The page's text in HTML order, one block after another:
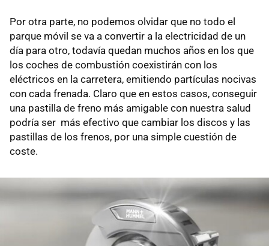
Por otra parte, no podemos olvidar que no todo el
parque móvil se va a convertir a la electricidad de un
día para otro, todavía quedan muchos años en los que
los coches de combustión coexistirán con los
eléctricos en la carretera, emitiendo partículas nocivas
con cada frenada. Claro que en estos casos, conseguir
una pastilla de freno más amigable con nuestra salud
podría ser más efectivo que cambiar los discos y las
pastillas de los frenos, por una simple cuestión de
coste.